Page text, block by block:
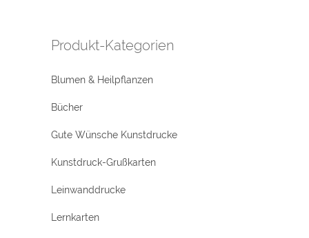
Produkt-Kategorien
Blumen & Heilpflanzen
Bücher
Gute Wünsche Kunstdrucke
Kunstdruck-Grußkarten
Leinwanddrucke
Lernkarten